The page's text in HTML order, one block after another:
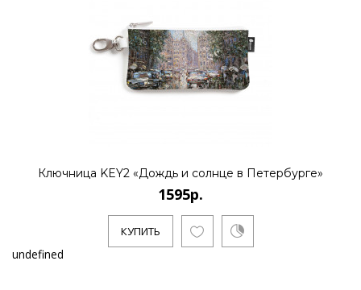
Ключница KEY2 «Дождь и солнце в Петербурге»
1595р.
КУПИТЬ
undefined